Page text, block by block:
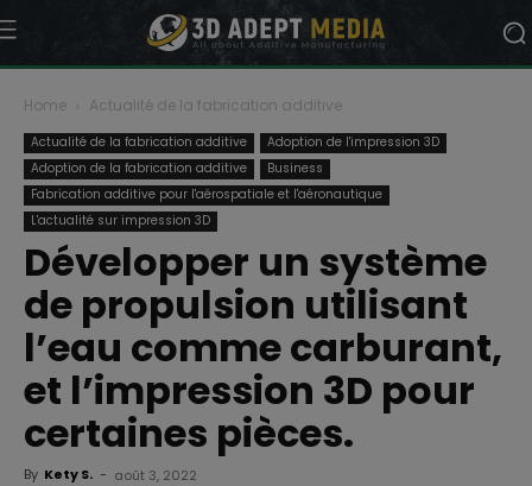
Home Actualité de la fabrication additive
Actualité de la fabrication additive
Adoption de l'impression 3D
Adoption de la fabrication additive
Business
Fabrication additive pour l'aérospatiale et l'aéronautique
L'actualité sur impression 3D
Développer un système
de propulsion utilisant
l’eau comme carburant,
et l’impression 3D pour
certaines pièces.
By Kety S. - août 3, 2022